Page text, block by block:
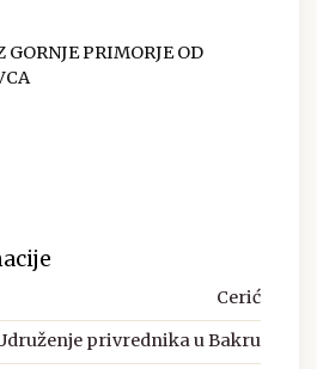
GORNJE PRIMORJE OD
Cerić
privrednika u Bakru